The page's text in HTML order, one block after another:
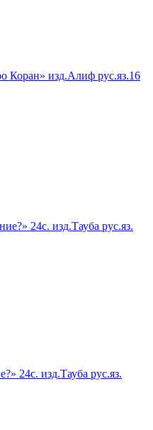
Коран» изд.Алиф рус.яз.16
24с. изд.Тауба рус.яз.